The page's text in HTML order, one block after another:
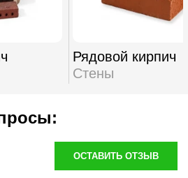
Рядовой кирпич
Стены
ОСТАВИТЬ ОТЗЫВ